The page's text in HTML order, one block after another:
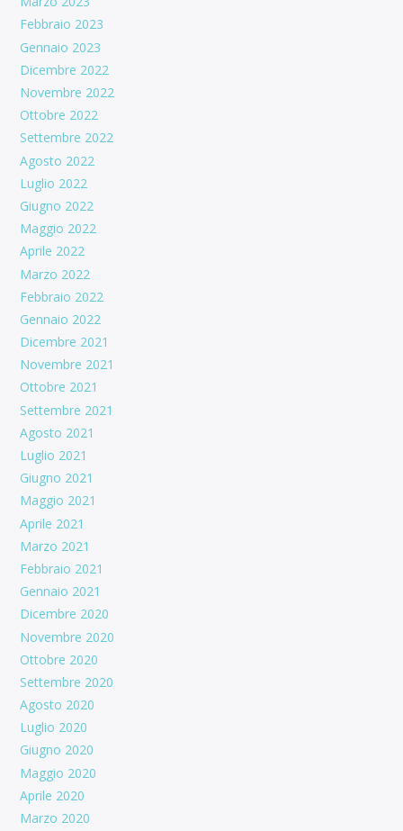
Febbraio 2023
Gennaio 2023
Dicembre 2022
Novembre 2022
Ottobre 2022
Settembre 2022
Agosto 2022
Luglio 2022
Giugno 2022
Maggio 2022
Aprile 2022
Marzo 2022
Febbraio 2022
Gennaio 2022
Dicembre 2021
Novembre 2021
Ottobre 2021
Settembre 2021
Agosto 2021
Luglio 2021
Giugno 2021
Maggio 2021
Aprile 2021
Marzo 2021
Febbraio 2021
Gennaio 2021
Dicembre 2020
Novembre 2020
Ottobre 2020
Settembre 2020
Agosto 2020
Luglio 2020
Giugno 2020
Maggio 2020
Aprile 2020
Marzo 2020